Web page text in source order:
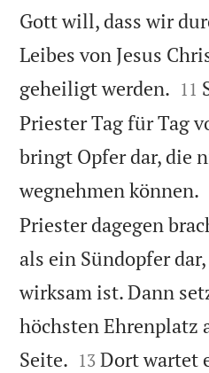
Gott will, dass wir
Leibes von Jesus
geheiligt werden. 

11
Priester Tag für Tag
bringt Opfer dar, die
wegnehmen können.
Priester dagegen
als ein Sündopfer
wirksam ist. Dann
höchsten Ehrenplatz
Seite. 

13 Dort wartet